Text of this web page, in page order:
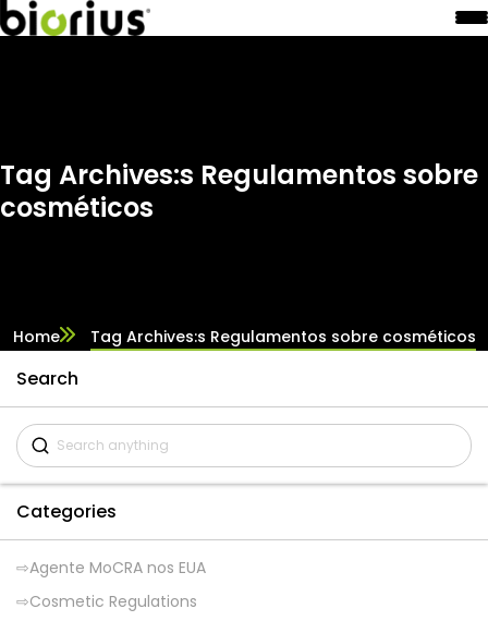
Tag Archives:s Regulamentos sobre
cosméticos
Home Tag Archives:s Regulamentos sobre cosméticos
Search
Categories
Agente MoCRA nos EUA
Cosmetic Regulations